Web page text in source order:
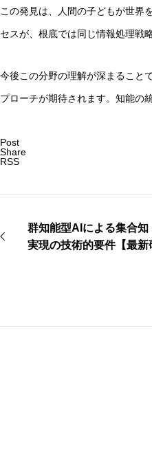
この発見は、人間の子どもが世界
セスが、根底では同じ情報処理戦
今後この分野の理解が深まること
プローチが期待されます。知能の
Post
Share
RSS
群知能型AIによる集合知
実現の技術的要件【最新